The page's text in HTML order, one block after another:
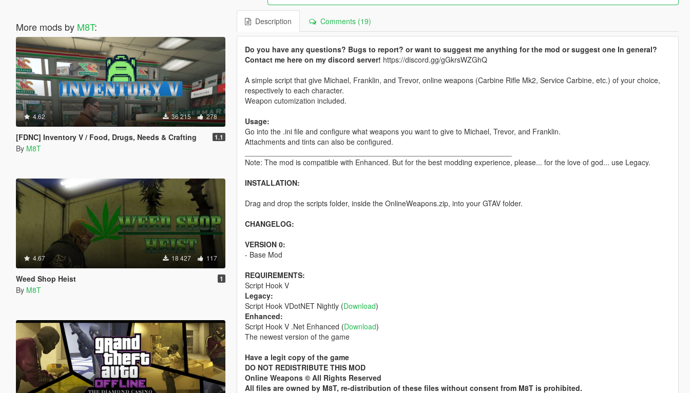
More mods by M8T:
4.62 36 215 278
[FDNC] Inventory V / Food, Drugs, Needs & Crafting 1.1
By M8T
4.67 18 427 117
Weed Shop Heist 1
By M8T
Description Comments (19)
Do you have any questions? Bugs to report? or want to suggest me anything for the mod or suggest one In general?
Contact me here on my discord server! https://discord.gg/gGkrsWZGhQ
A simple script that give Michael, Franklin, and Trevor, online weapons (Carbine Rifle Mk2, Service Carbine, etc.) of your choice,
respectively to each character.
Weapon cutomization included.
Usage:
Go into the .ini file and configure what weapons you want to give to Michael, Trevor, and Franklin.
Attachments and tints can also be configured.
Note: The mod is compatible with Enhanced. But for the best modding experience, please... for the love of god... use Legacy.
INSTALLATION:
Drag and drop the scripts folder, inside the OnlineWeapons.zip, into your GTAV folder.
CHANGELOG:
VERSION 0:
- Base Mod
REQUIREMENTS:
Script Hook V
Legacy:
Script Hook VDotNET Nightly (Download)
Enhanced:
Script Hook V .Net Enhanced (Download)
The newest version of the game
Have a legit copy of the game
DO NOT REDISTRIBUTE THIS MOD
Online Weapons © All Rights Reserved
All files are owned by M8T, re-distribution of these files without consent from M8T is prohibited.